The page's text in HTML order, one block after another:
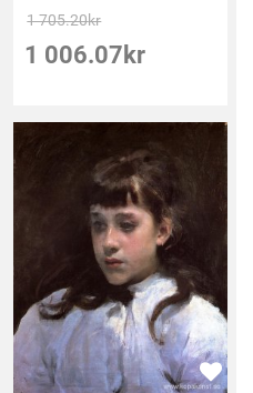
1 705.20kr
1 006.07 kr